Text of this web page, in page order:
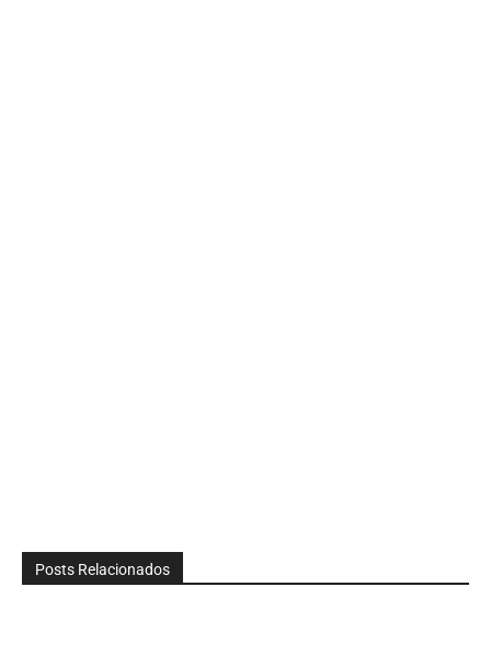
Posts Relacionados